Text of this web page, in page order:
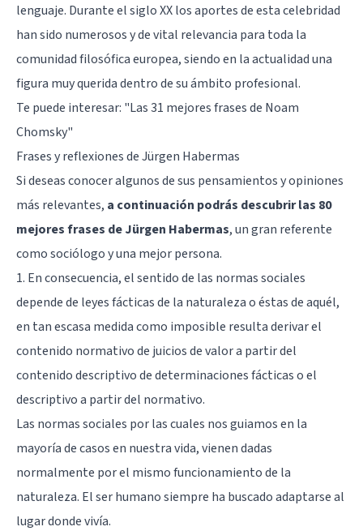
lenguaje. Durante el siglo XX los aportes de esta celebridad
han sido numerosos y de vital relevancia para toda la
comunidad filosófica europea, siendo en la actualidad una
figura muy querida dentro de su ámbito profesional.
Te puede interesar: "Las 31 mejores frases de Noam
Chomsky"
Frases y reflexiones de Jürgen Habermas
Si deseas conocer algunos de sus pensamientos y opiniones
más relevantes, a continuación podrás descubrir las 80
mejores frases de Jürgen Habermas, un gran referente
como sociólogo y una mejor persona.
1. En consecuencia, el sentido de las normas sociales
depende de leyes fácticas de la naturaleza o éstas de aquél,
en tan escasa medida como imposible resulta derivar el
contenido normativo de juicios de valor a partir del
contenido descriptivo de determinaciones fácticas o el
descriptivo a partir del normativo.
Las normas sociales por las cuales nos guiamos en la
mayoría de casos en nuestra vida, vienen dadas
normalmente por el mismo funcionamiento de la
naturaleza. El ser humano siempre ha buscado adaptarse al
lugar donde vivía.